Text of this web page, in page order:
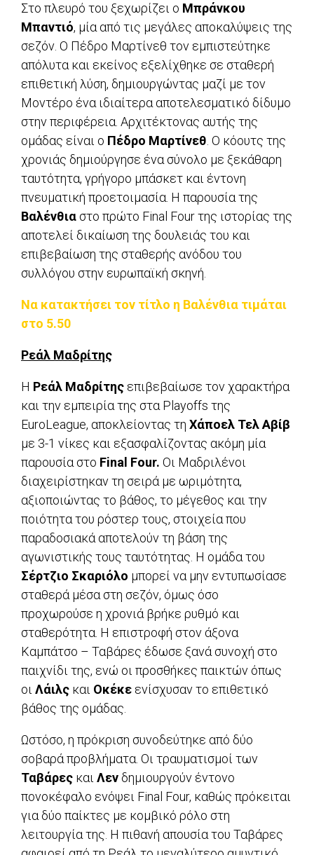
Στο πλευρό του ξεχωρίζει ο Μπράνκου
Μπαντιό, μία από τις μεγάλες αποκαλύψεις της
σεζόν. Ο Πέδρο Μαρτίνεθ τον εμπιστεύτηκε
απόλυτα και εκείνος εξελίχθηκε σε σταθερή
επιθετική λύση, δημιουργώντας μαζί με τον
Μοντέρο ένα ιδιαίτερα αποτελεσματικό δίδυμο
στην περιφέρεια. Αρχιτέκτονας αυτής της
ομάδας είναι ο Πέδρο Μαρτίνεθ . Ο κόουτς της
χρονιάς δημιούργησε ένα σύνολο με ξεκάθαρη
ταυτότητα, γρήγορο μπάσκετ και έντονη
πνευματική προετοιμασία. Η παρουσία της
Βαλένθια στο πρώτο Final Four της ιστορίας της
αποτελεί δικαίωση της δουλειάς του και
επιβεβαίωση της σταθερής ανόδου του
συλλόγου στην ευρωπαϊκή σκηνή.
Να κατακτήσει τον τίτλο η Βαλένθια τιμάται
στο 5.50
Ρεάλ Μαδρίτης
Η Ρεάλ Μαδρίτης επιβεβαίωσε τον χαρακτήρα
και την εμπειρία της στα Playoffs της
EuroLeague, αποκλείοντας τη Χάποελ Τελ Αβίβ
με 3-1 νίκες και εξασφαλίζοντας ακόμη μία
παρουσία στο Final Four. Οι Μαδριλένοι
διαχειρίστηκαν τη σειρά με ωριμότητα,
αξιοποιώντας το βάθος, το μέγεθος και την
ποιότητα του ρόστερ τους, στοιχεία που
παραδοσιακά αποτελούν τη βάση της
αγωνιστικής τους ταυτότητας. Η ομάδα του
Σέρτζιο Σκαριόλο μπορεί να μην εντυπωσίασε
σταθερά μέσα στη σεζόν, όμως όσο
προχωρούσε η χρονιά βρήκε ρυθμό και
σταθερότητα. Η επιστροφή στον άξονα
Καμπάτσο – Ταβάρες έδωσε ξανά συνοχή στο
παιχνίδι της, ενώ οι προσθήκες παικτών όπως
οι Λάιλς και Οκέκε ενίσχυσαν το επιθετικό
βάθος της ομάδας.
Ωστόσο, η πρόκριση συνοδεύτηκε από δύο
σοβαρά προβλήματα. Οι τραυματισμοί των
Ταβάρες και Λενδημιουργούν έντονο
πονοκέφαλο ενόψει Final Four, καθώς πρόκειται
για δύο παίκτες με κομβικό ρόλο στη
λειτουργία της. Η πιθανή απουσία του Ταβάρες